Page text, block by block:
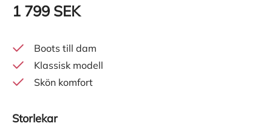
1 799 SEK
Boots till dam
Klassisk modell
Skön komfort
Storlekar